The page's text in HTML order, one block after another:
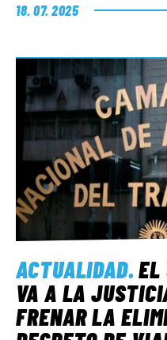
18. 07. 2025
ACTUALIDAD.EL
VA A LA
FRENAR LA